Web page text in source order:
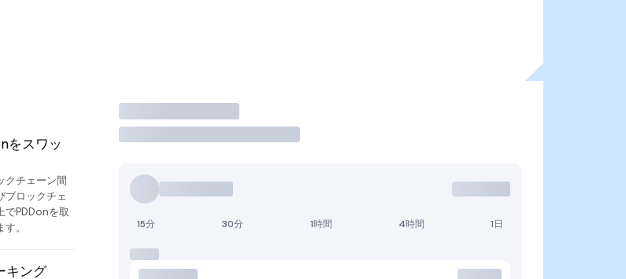
をスワッ
クチェーン間
ブロックチェ
でPDDonを取
す。
キング
取引
15分 30分 1時間 4時間 1日